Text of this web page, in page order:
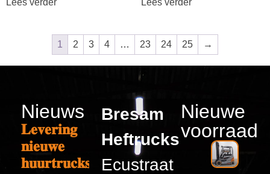
1 2 3 4 … 23 24 25 →
Nieuws
𝐋𝐞𝐯𝐞𝐫𝐢𝐧𝐠
𝐧𝐢𝐞𝐮𝐰𝐞
𝐡𝐮𝐮𝐫𝐭𝐫𝐮𝐜𝐤𝐬
Bresam
Heftrucks
Ecustraat
Nieuwe
voorraad